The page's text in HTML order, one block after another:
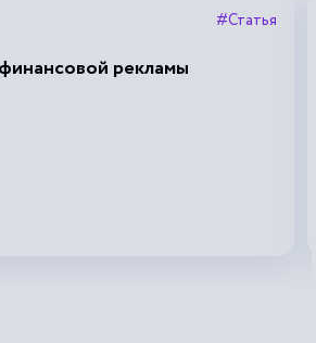
#Статья
рекламы